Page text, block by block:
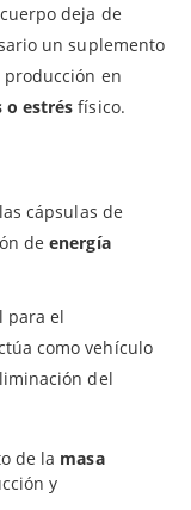
deja de
un suplemento
en
o estrés físico.
cápsulas de
deenergía
para el
como vehículo
del
de la masa
y